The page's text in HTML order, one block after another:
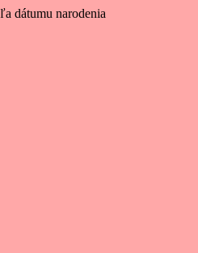
dátumu narodenia